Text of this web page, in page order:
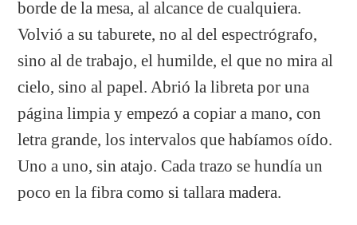
borde de la mesa, al alcance de cualquiera.
Volvió a su taburete, no al del espectrógrafo,
sino al de trabajo, el humilde, el que no mira al
cielo, sino al papel. Abrió la libreta por una
página limpia y empezó a copiar a mano, con
letra grande, los intervalos que habíamos oído.
Uno a uno, sin atajo. Cada trazo se hundía un
poco en la fibra como si tallara madera.